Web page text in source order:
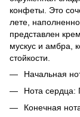
конфеты. Это
лете,
представлен
мускус и амбра,
стойкости.
Начальная
Нота сердца:
Конечная